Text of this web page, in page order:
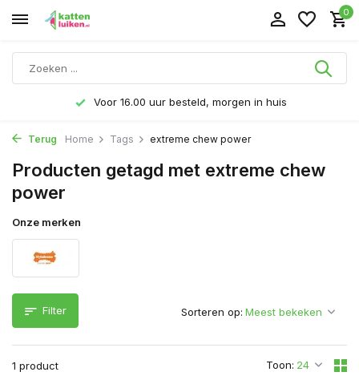
0
Voor 16.00 uur besteld, morgen in huis
Terug Home Tags extreme chew power
Producten getagd met extreme chew
power
Onze merken
Filter
1 product Toon:
Sorteren op: